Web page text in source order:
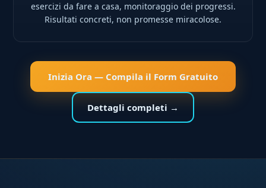
esercizi da fare a casa, monitoraggio dei progressi.
Risultati concreti, non promesse miracolose.
Inizia Ora — Compila il Form Gratuito
Dettagli completi →